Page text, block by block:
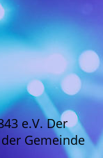
e.V. Der
Gemeinde